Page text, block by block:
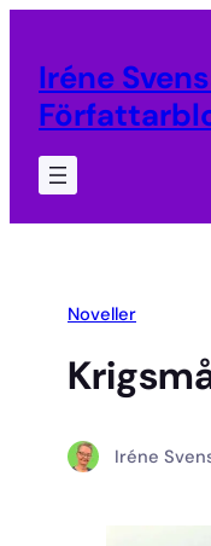
innehåll
Iréne
Noveller
Iréne